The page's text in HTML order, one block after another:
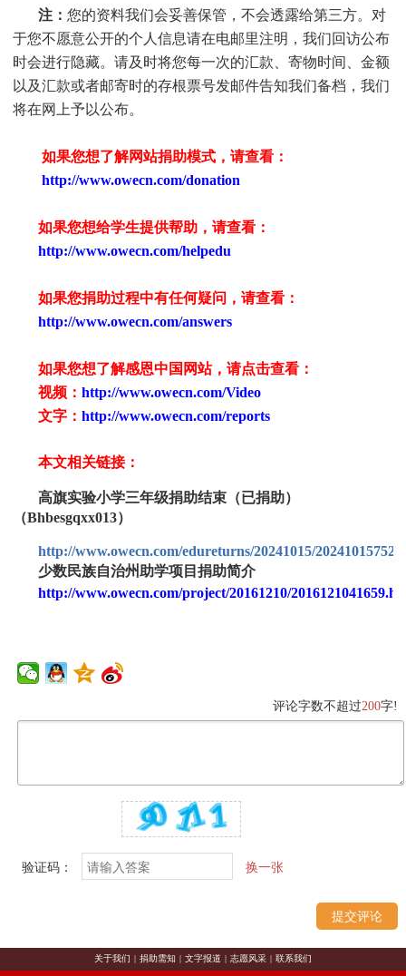
注： 您的资料我们会妥善保管，不会透露给第三方。对
于您不愿意公开的个人信息请在电邮里注明，我们回访公布
时会进行隐藏。请及时将您每一次的汇款、寄物时间、金额
以及汇款或者邮寄时的存根票号发邮件告知我们备档，我们
将在网上予以公布。
如果您想了解网站捐助模式，请查看：
http://www.owecn.com/donation
如果您想给学生提供帮助，请查看：
http://www.owecn.com/helpedu
如果您捐助过程中有任何疑问，请查看：
http://www.owecn.com/answers
如果您想了解感恩中国网站，请点击查看：
视频： http://www.owecn.com/Video
文字： http://www.owecn.com/reports
本文相关链接：
高旗实验小学三年级捐助结束（已捐助）
（Bhbesgqxx013）
http://www.owecn.com/edureturns/20241015/
少数民族自治州助学项目捐助简介
http://www.owecn.com/project/20161210/
评论字数不超过200字!
验证码： 换一张
关于我们 | 捐助需知 | 文字报道 | 志愿风采 | 联系我们